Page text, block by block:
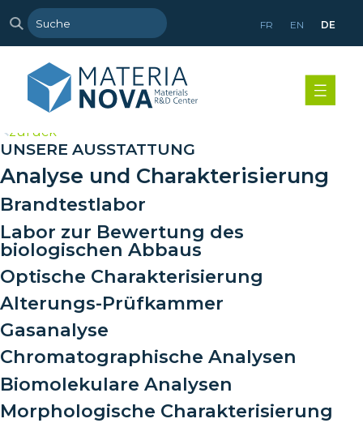
FR EN DE
zurück
UNSERE AUSSTATTUNG
Analyse und Charakterisierung
Brandtestlabor
Labor zur Bewertung des
biologischen Abbaus
Optische Charakterisierung
Alterungs-Prüfkammer
Gasanalyse
Chromatographische Analysen
Biomolekulare Analysen
Morphologische Charakterisierung